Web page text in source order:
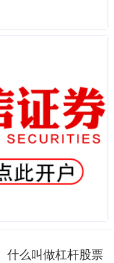
什么叫做杠杆股票